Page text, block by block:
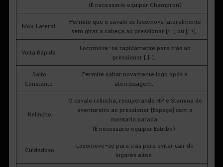
(É necessário equipar Champron)
Mov. Lateral
Permite que o cavalo se locomova lateralmente
sem girar a cabeça ao pressionar [←] ou [→].
Volta Rápida
Locomove-se rapidamente para trás ao
pressionar [↓].
Salto
Constante
Permite saltar novamente logo após a
aterrissagem.
Relincho
O cavalo relincha, recuperando HP e Stamina do
aventureiro ao pressionar [Espaço] com a
montaria parada
(É necessário equipar Estribo)
Cuidadoso
Locomove-se para trás para evitar cair de
lugares altos.